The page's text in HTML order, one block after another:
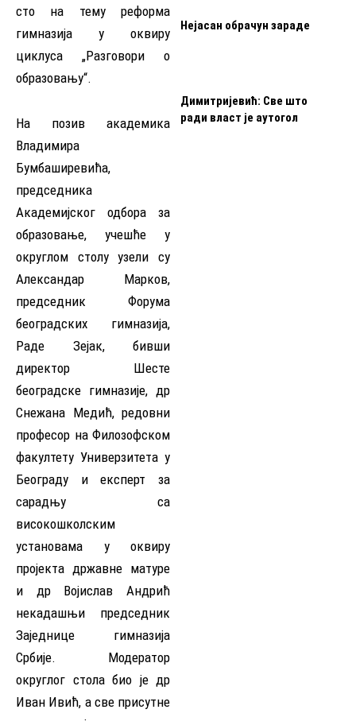
сто на тему реформa
гимназија у оквиру
циклуса „Разговори о
образовању“.
На позив академика
Владимира
Бумбаширевића,
председника
Академијског одбора за
образовање, учешће у
округлом столу узели су
Александар Марков,
председник Форума
београдских гимназија,
Раде Зејак, бивши
директор Шесте
београдске гимназије, др
Снежана Медић, редовни
професор на Филозофском
факултету Универзитета у
Београду и експерт за
сарадњу са
високошколским
установама у оквиру
пројекта државне матуре
и др Војислав Андрић
некадашњи председник
Заједнице гимназија
Србије. Модератор
округлог стола био је др
Иван Ивић, а све присутне
Нејасан обрачун зараде
Димитријевић: Све што
ради власт је аутогол